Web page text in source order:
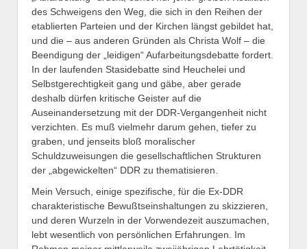
des Schweigens den Weg, die sich in den Reihen der
etablierten Parteien und der Kirchen längst gebildet hat,
und die – aus anderen Gründen als Christa Wolf – die
Beendigung der „leidigen“ Aufarbeitungsdebatte fordert.
In der laufenden Stasidebatte sind Heuchelei und
Selbstgerechtigkeit gang und gäbe, aber gerade
deshalb dürfen kritische Geister auf die
Auseinandersetzung mit der DDR-Vergangenheit nicht
verzichten. Es muß vielmehr darum gehen, tiefer zu
graben, und jenseits bloß moralischer
Schuldzuweisungen die gesellschaftlichen Strukturen
der „abgewickelten“ DDR zu thematisieren.
Mein Versuch, einige spezifische, für die Ex-DDR
charakteristische Bewußtseinshaltungen zu skizzieren,
und deren Wurzeln in der Vorwendezeit auszumachen,
lebt wesentlich von persönlichen Erfahrungen. Im